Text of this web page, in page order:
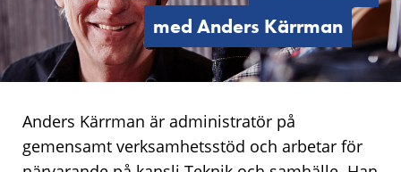
med Anders Kärrman
Anders Kärrman är administratör på
gemensamt verksamhetsstöd och arbetar för